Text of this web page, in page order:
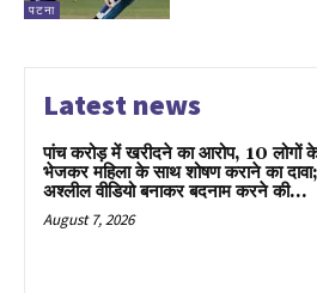
पटना
Latest news
पांच करोड़ में खरीदने का आरोप, 10 लोगों
भेजकर महिला के साथ शोषण कराने का दावा;
अश्लील वीडियो बनाकर बदनाम करने की...
August 7, 2026